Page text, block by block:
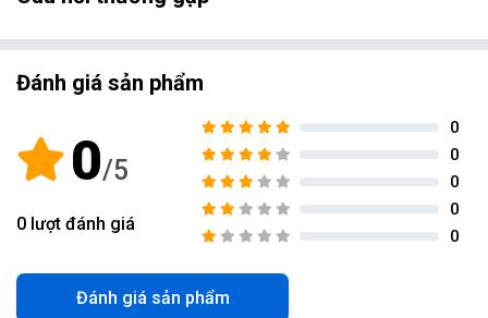
Đánh giá sản phẩm
0
0 lượt đánh giá
0
0
0
0
0
Đánh giá sản phẩm